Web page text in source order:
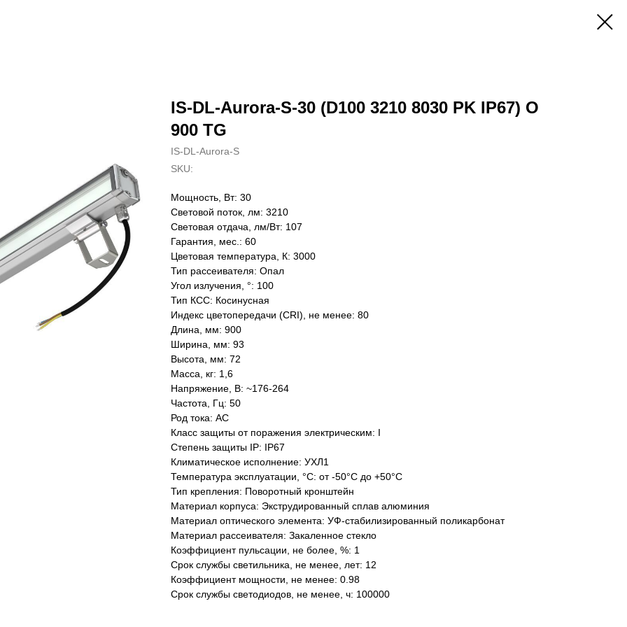
IS-DL-Aurora-S-30 (D100 3210 8030 PK IP67) O
900 TG
IS-DL-Aurora-S
SKU:
Мощность, Вт: 30
Световой поток, лм: 3210
Световая отдача, лм/Вт: 107
Гарантия, мес.: 60
Цветовая температура, К: 3000
Тип рассеивателя: Опал
Угол излучения, °: 100
Тип КСС: Косинусная
Индекс цветопередачи (CRI), не менее: 80
Длина, мм: 900
Ширина, мм: 93
Высота, мм: 72
Масса, кг: 1,6
Напряжение, В: ~176-264
Частота, Гц: 50
Род тока: AC
Класс защиты от поражения электрическим: I
Степень защиты IP: IP67
Климатическое исполнение: УХЛ1
Температура эксплуатации, °С: от -50°C до +50°C
Тип крепления: Поворотный кронштейн
Материал корпуса: Экструдированный сплав алюминия
Материал оптического элемента: УФ-стабилизированный поликарбонат
Материал рассеивателя: Закаленное стекло
Коэффициент пульсации, не более, %: 1
Срок службы светильника, не менее, лет: 12
Коэффициент мощности, не менее: 0.98
Срок службы светодиодов, не менее, ч: 100000